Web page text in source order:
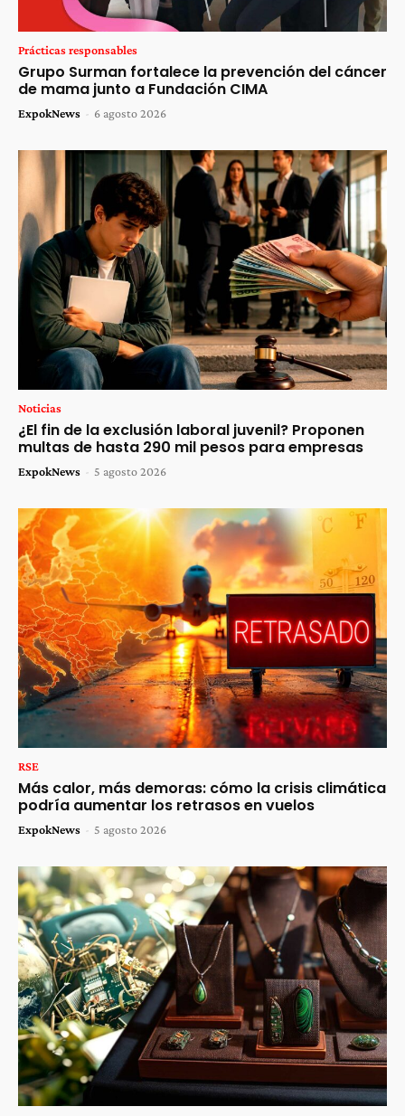
Prácticas responsables
Grupo Surman fortalece la prevención del cáncer
de mama junto a Fundación CIMA
ExpokNews - 6 agosto 2026
Noticias
¿El fin de la exclusión laboral juvenil? Proponen
multas de hasta 290 mil pesos para empresas
ExpokNews - 5 agosto 2026
RSE
Más calor, más demoras: cómo la crisis climática
podría aumentar los retrasos en vuelos
ExpokNews - 5 agosto 2026